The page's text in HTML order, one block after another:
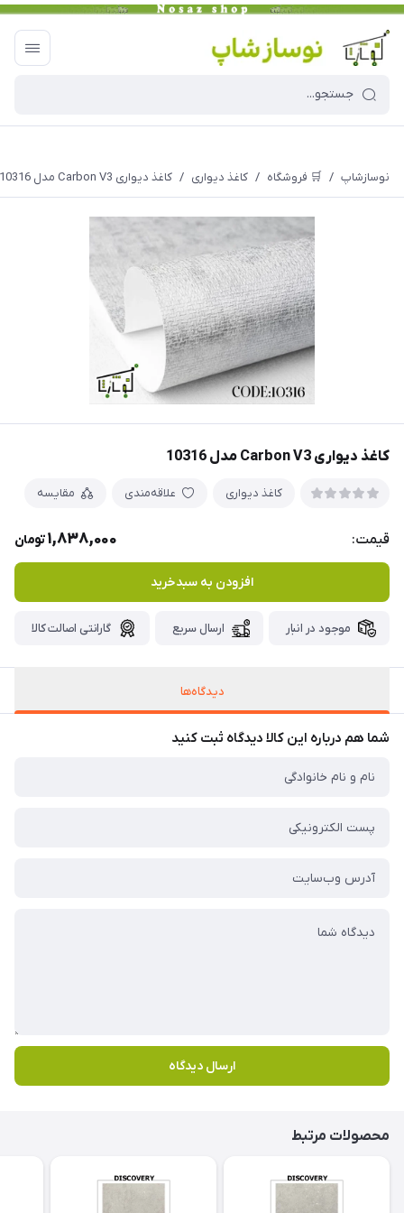
نوسازشاپ / 🛒 فروشگاه / کاغذ دیواری / کاغذ دیواری Carbon V3 مدل 10316
کاغذ دیواری Carbon V3 مدل 10316
کاغذ دیواری علاقه‌مندی مقایسه
قیمت: 1,838,000تومان
افزودن به سبدخرید
موجود در انبار ارسال سریع گارانتی اصالت کالا
دیدگاه‌ها
شما هم درباره این کالا دیدگاه ثبت کنید
ارسال دیدگاه
محصولات مرتبط